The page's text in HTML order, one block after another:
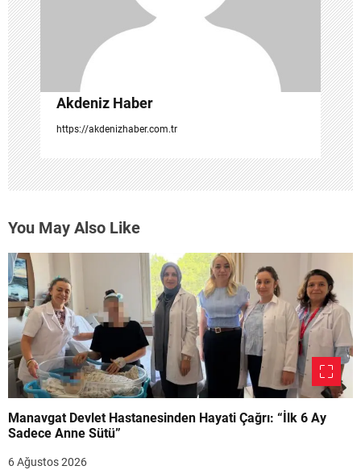
Akdeniz Haber
https://akdenizhaber.com.tr
You May Also Like
Manavgat Devlet Hastanesinden Hayati Çağrı: “İlk 6 Ay
Sadece Anne Sütü”
6 Ağustos 2026